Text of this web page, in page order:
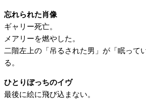
忘れられた肖像
ギャリー死亡。
メアリーを燃やした。
二階左上の「吊るされた男」が「眠って
る。
ひとりぼっちのイヴ
最後に絵に飛び込まない。